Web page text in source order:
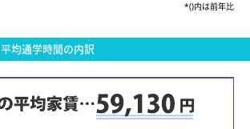
*()内は前年比
均通学時間の内訳